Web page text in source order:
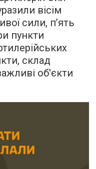
вісім
сили, п’ять
пункти
склад
об'єкти